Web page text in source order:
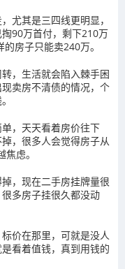
尤其是三四线更明显，
90万首付，剩下210万
房子只能卖240万。
，生活就会陷入棘手困
卖房不清债的情况，个
，天天看着房价往下
，很多人会觉得房子从
虑。
，现在二手房挂牌量很
多房子挂很久都没动
价在那里，可就是没人
看着值钱，真到用钱的